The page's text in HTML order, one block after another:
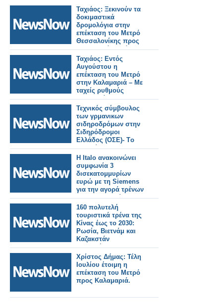
Ταχιάος: Ξεκινούν τα
δοκιμαστικά
δρομολόγια στην
επέκταση του Μετρό
Θεσσαλονίκης προς
Καλαμαριά – Στόχος η
λειτουργία έως το
τέλος του μήνα.
Ταχιάος: Εντός
Αυγούστου η
επέκταση του Μετρό
στην Καλαμαριά – Με
ταχείς ρυθμούς
προχωρά το Flyover.
Τεχνικός σύμβουλος
των γρμανικων
σιδηροδρόμων στην
Σιδηρόδρομοι
Ελλάδος (ΟΣΕ)- Tο
αντικείμενο της
συνεργασίας.
Η Italo ανακοινώνει
συμφωνία 3
δισεκατομμυρίων
ευρώ με τη Siemens
για την αγορά τρένων
για τη Γερμανία.
160 πολυτελή
τουριστικά τρένα της
Κίνας έως το 2030:
Ρωσία, Βιετνάμ και
Καζακστάν
συμμετέχουν στην
τεράστια επέκταση
των σιδηροδρόμων.
Χρίστος Δήμας: Τέλη
Ιουλίου έτοιμη η
επέκταση του Μετρό
προς Καλαμαριά.